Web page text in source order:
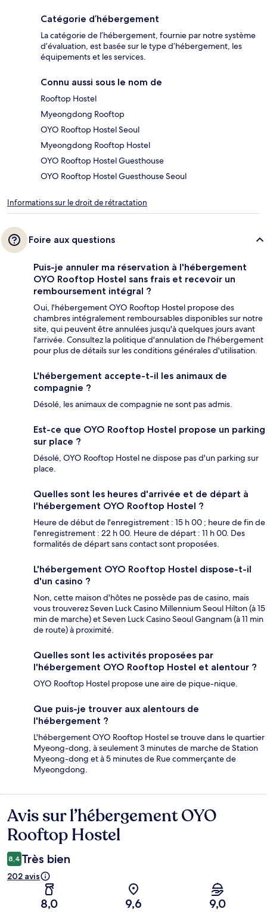
Catégorie d’hébergement
La catégorie de l’hébergement, fournie par notre système
d’évaluation, est basée sur le type d’hébergement, les
équipements et les services.
Connu aussi sous le nom de
Rooftop Hostel
Myeongdong Rooftop
OYO Rooftop Hostel Seoul
Myeongdong Rooftop Hostel
OYO Rooftop Hostel Guesthouse
OYO Rooftop Hostel Guesthouse Seoul
Informations sur le droit de rétractation
Foire aux questions
Puis-je annuler ma réservation à l'hébergement
OYO Rooftop Hostel sans frais et recevoir un
remboursement intégral ?
Oui, l'hébergement OYO Rooftop Hostel propose des
chambres intégralement remboursables disponibles sur notre
site, qui peuvent être annulées jusqu'à quelques jours avant
l'arrivée. Consultez la politique d'annulation de l'hébergement
pour plus de détails sur les conditions générales d'utilisation.
L'hébergement accepte-t-il les animaux de
compagnie ?
Désolé, les animaux de compagnie ne sont pas admis.
Est-ce que OYO Rooftop Hostel propose un parking
sur place ?
Désolé, OYO Rooftop Hostel ne dispose pas d'un parking sur
place.
Quelles sont les heures d'arrivée et de départ à
l'hébergement OYO Rooftop Hostel ?
Heure de début de l'enregistrement : 15 h 00 ; heure de fin de
l'enregistrement : 22 h 00. Heure de départ : 11 h 00. Des
formalités de départ sans contact sont proposées.
L'hébergement OYO Rooftop Hostel dispose-t-il
d'un casino ?
Non, cette maison d'hôtes ne possède pas de casino, mais
vous trouverez Seven Luck Casino Millennium Seoul Hilton (à 15
min de marche) et Seven Luck Casino Seoul Gangnam (à 11 min
de route) à proximité.
Quelles sont les activités proposées par
l'hébergement OYO Rooftop Hostel et alentour ?
OYO Rooftop Hostel propose une aire de pique-nique.
Que puis-je trouver aux alentours de
l'hébergement ?
L'hébergement OYO Rooftop Hostel se trouve dans le quartier
Myeong-dong, à seulement 3 minutes de marche de Station
Myeong-dong et à 5 minutes de Rue commerçante de
Myeongdong.
Avis
Avis sur l’hébergement OYO
Rooftop Hostel
8,4 Très bien
202 avis
8,0 9,6 9,0